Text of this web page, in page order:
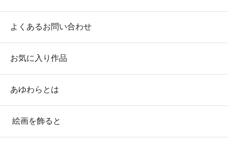
よくあるお問い合わせ
お気に入り作品
あゆわらとは
絵画を飾ると